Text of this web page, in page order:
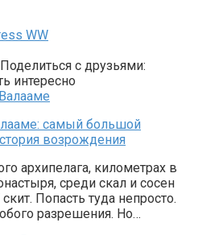
с друзьями:
интересно
самый большой
возрождения
архипелага, километрах в
среди скал и сосен
Попасть туда непросто.
разрешения. Но…